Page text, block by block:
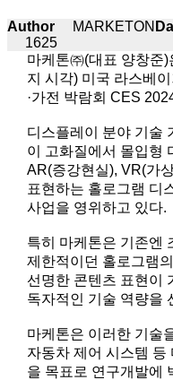
Author MARKETON
1625
마케톤㈜(대표 양창준
지 시각) 미국 라스베
·가전 박람회 CES
디스플레이 분야 기술
이 고화질에서 몰입형
AR(증강현실), VR(가
표현하는 홀로그램 디
사업을 영위하고 있다.
특히 마케톤은 기존엔
제한적이던 홀로그램
선명한 콘텐츠 표현이
독자적인 기술 역량을
마케톤은 이러한 기술
자동차 제어 시스템 등
을 목표로 연구개발에